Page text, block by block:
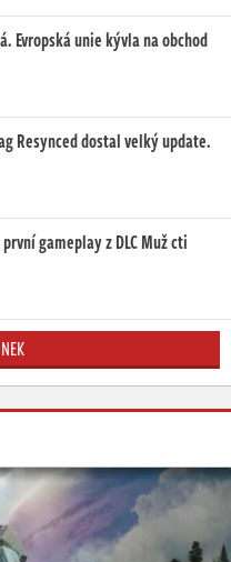
Evropská unie kývla na obchod
Resynced dostal velký update.
gameplay z DLC Muž cti